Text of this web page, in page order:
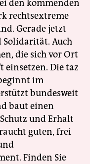
den kommenden
rechtsextreme
Gerade jetzt
Solidarität. Auch
die sich vor Ort
einsetzen. Die taz
im
bundesweit
baut einen
und Erhalt
guten, frei
Finden Sie